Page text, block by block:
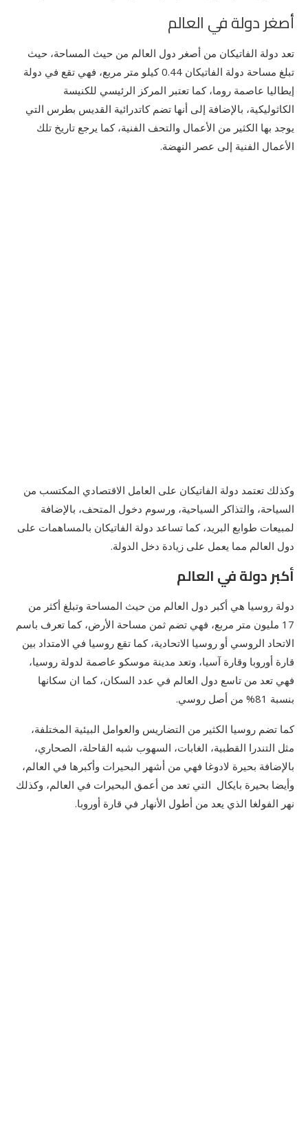
أصغر دولة في العالم
تعد دولة الفاتيكان من أصغر دول العالم من حيث المساحة، حيث
تبلغ مساحة دولة الفاتيكان 0.44 كيلو متر مربع، فهي تقع في دولة
إيطاليا عاصمة روما، كما تعتبر المركز الرئيسي للكنيسة
الكاثوليكية، بالإضافة إلى أنها تضم كاتدرائية القديس بطرس التي
يوجد بها الكثير من الأعمال والتحف الفنية، كما يرجع تاريخ تلك
الأعمال الفنية إلى عصر النهضة.
وكذلك تعتمد دولة الفاتيكان على العامل الاقتصادي المكتسب من
السياحة، والتذاكر السياحية، ورسوم دخول المتحف، بالإضافة
لمبيعات طوابع البريد، كما تساعد دولة الفاتيكان بالمساهمات على
دول العالم مما يعمل على زيادة دخل الدولة.
أكبر دولة في العالم
دولة روسيا هي أكبر دول العالم من حيث المساحة وتبلغ أكثر من
17 مليون متر مربع، فهي تضم ثمن مساحة الأرض، كما تعرف باسم
الاتحاد الروسي أو روسيا الاتحادية، كما تقع روسيا في الامتداد بين
قارة أوروبا وقارة آسيا، وتعد مدينة موسكو عاصمة لدولة روسيا،
فهي تعد من تاسع دول العالم في عدد السكان، كما ان سكانها
بنسبة 81% من أصل روسي.
كما تضم روسيا الكثير من التضاريس والعوامل البيئية المختلفة،
مثل التندرا القطبية، الغابات، السهوب شبه القاحلة، الصحاري،
بالإضافة بحيرة لادوغا فهي من أشهر البحيرات وأكبرها في العالم،
وأيضا بحيرة بايكال التي تعد من أعمق البحيرات في العالم، وكذلك
نهر الفولغا الذي يعد من أطول الأنهار في قارة أوروبا.